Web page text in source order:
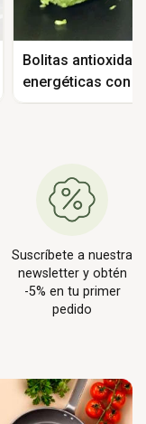
Bolitas
energéticas con
Suscríbete a nuestra
newsletter y obtén
-5% en tu primer
pedido